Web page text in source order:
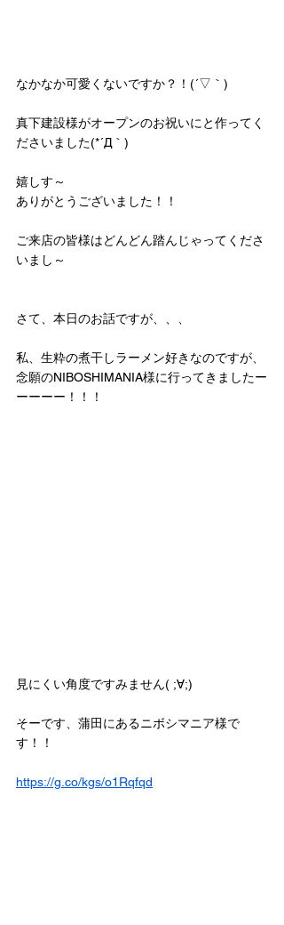
なかなか可愛くないですか？！(´▽｀)
真下建設様がオープンのお祝いにと作ってく
ださいました(*´Д｀)
嬉しす～
ありがとうございました！！
ご来店の皆様はどんどん踏んじゃってくださ
いまし～
さて、本日のお話ですが、、、
私、生粋の煮干しラーメン好きなのですが、
念願のNIBOSHIMANIA様に行ってきましたー
ーーーー！！！
見にくい角度ですみません( ;∀;)
そーです、蒲田にあるニボシマニア様で
す！！
https://g.co/kgs/o1Rqfqd